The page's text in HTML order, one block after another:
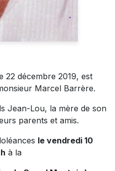
22 décembre 2019, est
Marcel Barrère.
Jean-Lou, la mère de son
parents et amis.
le vendredi 10
à la